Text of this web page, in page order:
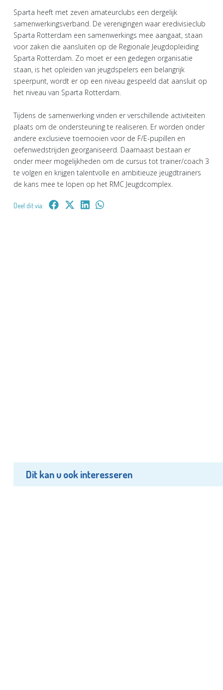
Sparta heeft met zeven amateurclubs een dergelijk
samenwerkingsverband. De verenigingen waar eredivisieclub
Sparta Rotterdam een samenwerkings mee aangaat, staan
voor zaken die aansluiten op de Regionale Jeugdopleiding
Sparta Rotterdam. Zo moet er een gedegen organisatie
staan, is het opleiden van jeugdspelers een belangrijk
speerpunt, wordt er op een niveau gespeeld dat aansluit op
het niveau van Sparta Rotterdam.
Tijdens de samenwerking vinden er verschillende activiteiten
plaats om de ondersteuning te realiseren. Er worden onder
andere exclusieve toernooien voor de F/E-pupillen en
oefenwedstrijden georganiseerd. Daarnaast bestaan er
onder meer mogelijkheden om de cursus tot trainer/coach 3
te volgen en krijgen talentvolle en ambitieuze jeugdtrainers
de kans mee te lopen op het RMC Jeugdcomplex.
Deel dit via:
Dit kan u ook interesseren